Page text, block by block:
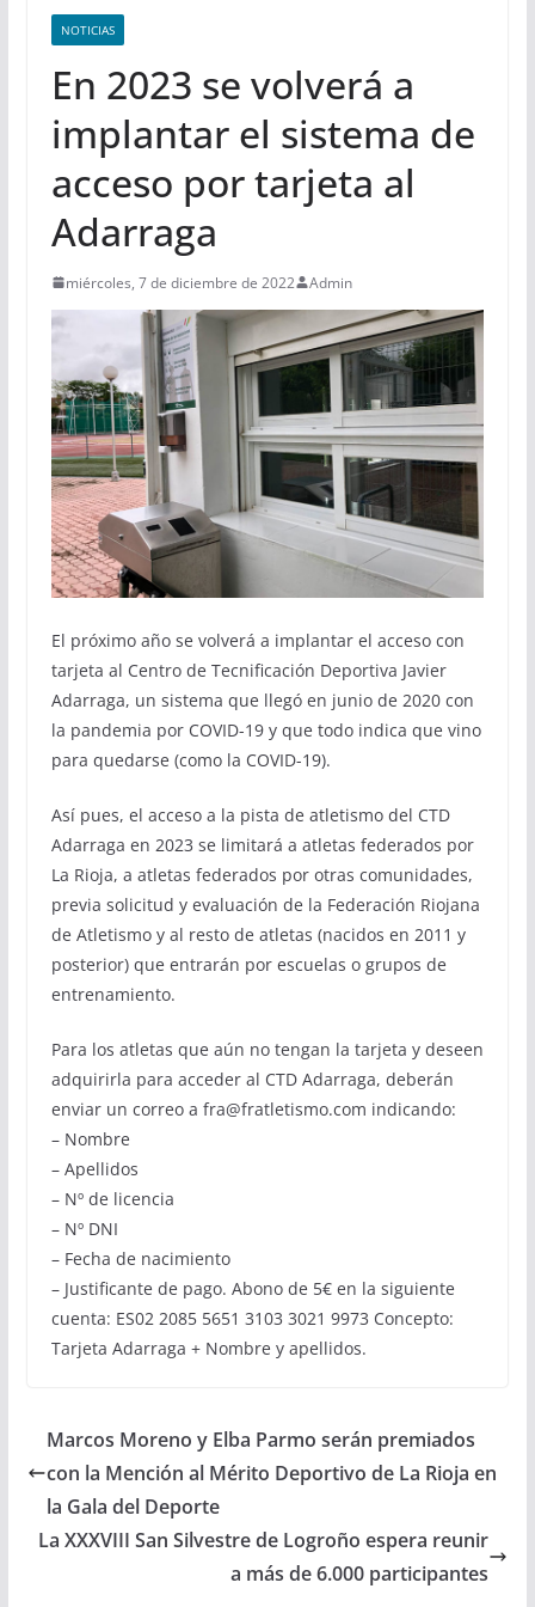
NOTICIAS
En 2023 se volverá a
implantar el sistema de
acceso por tarjeta al
Adarraga
miércoles, 7 de diciembre de 2022 Admin
El próximo año se volverá a implantar el acceso con
tarjeta al Centro de Tecnificación Deportiva Javier
Adarraga, un sistema que llegó en junio de 2020 con
la pandemia por COVID-19 y que todo indica que vino
para quedarse (como la COVID-19).
Así pues, el acceso a la pista de atletismo del CTD
Adarraga en 2023 se limitará a atletas federados por
La Rioja, a atletas federados por otras comunidades,
previa solicitud y evaluación de la Federación Riojana
de Atletismo y al resto de atletas (nacidos en 2011 y
posterior) que entrarán por escuelas o grupos de
entrenamiento.
Para los atletas que aún no tengan la tarjeta y deseen
adquirirla para acceder al CTD Adarraga, deberán
enviar un correo a fra@fratletismo.com indicando:
– Nombre
– Apellidos
– Nº de licencia
– Nº DNI
– Fecha de nacimiento
– Justificante de pago. Abono de 5€ en la siguiente
cuenta: ES02 2085 5651 3103 3021 9973 Concepto:
Tarjeta Adarraga + Nombre y apellidos.
Marcos Moreno y Elba Parmo serán premiados
con la Mención al Mérito Deportivo de La Rioja en
la Gala del Deporte
La XXXVIII San Silvestre de Logroño espera reunir
a más de 6.000 participantes